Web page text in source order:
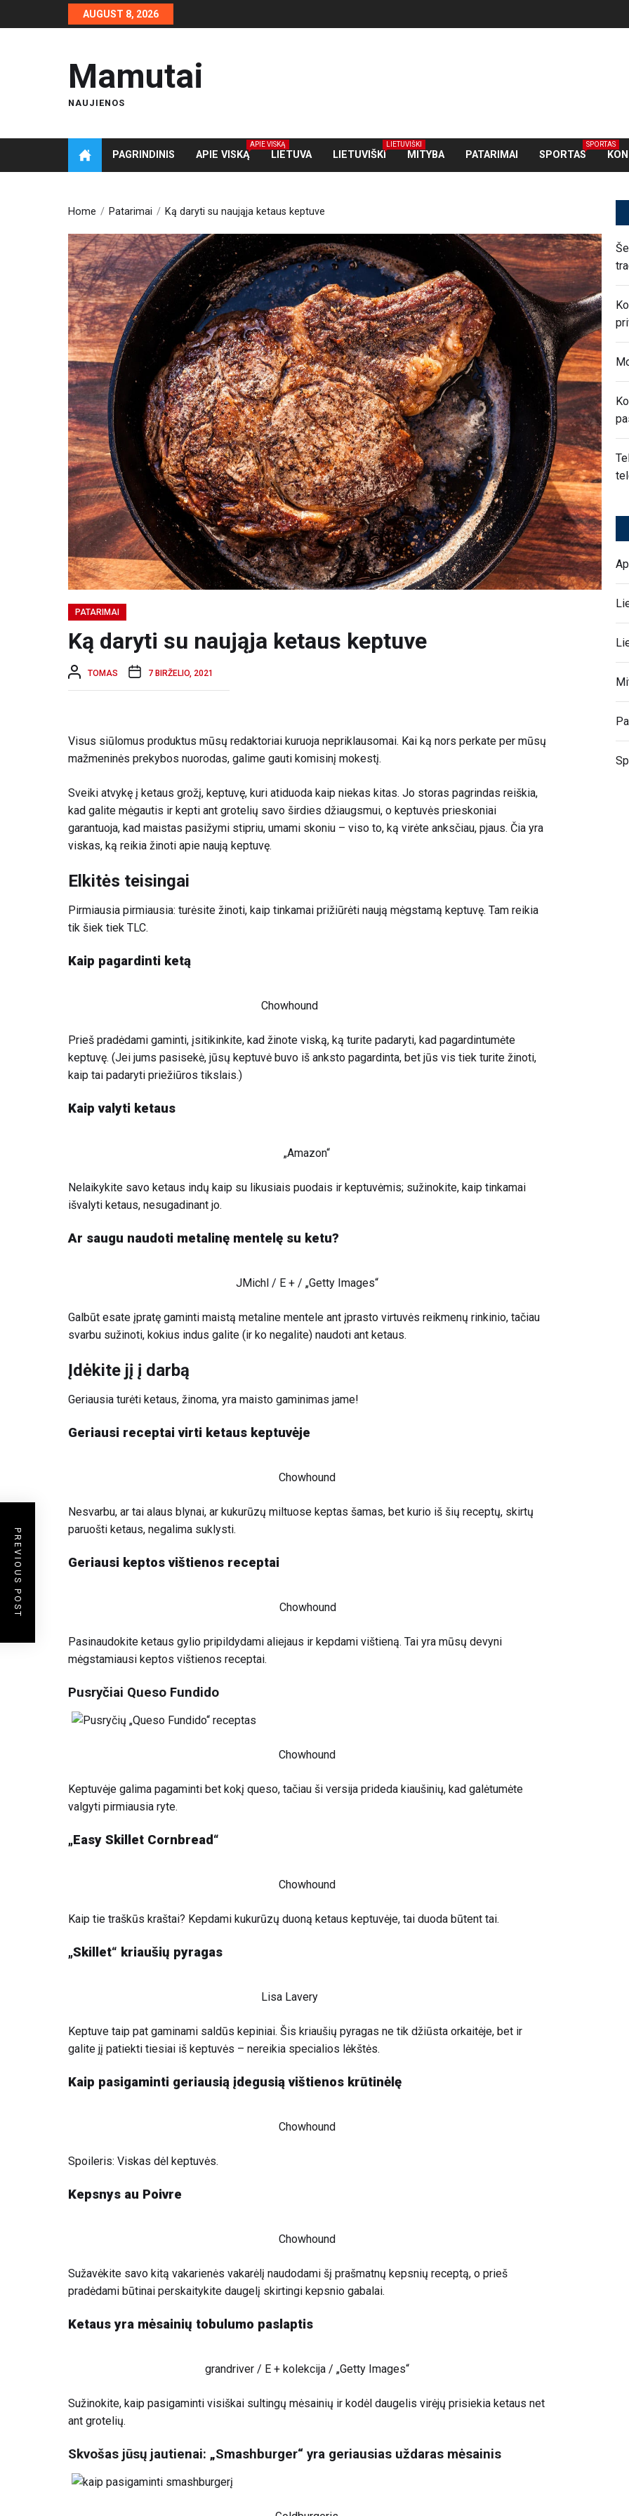
to
AUGUST 8, 2026
Mamutai
NAUJIENOS
PAGRINDINIS APIE VISKĄ
APIE VISKĄ
LIETUVA LIETUVIŠKI
LIETUVIŠKI
MITYBA PATARIMAI SPORTAS
SPORTAS
Home Patarimai Ką daryti su naująja ketaus keptuve
PATARIMAI
Ką daryti su naująja ketaus keptuve
TOMAS 7 BIRŽELIO, 2021
Visus siūlomus produktus mūsų redaktoriai kuruoja nepriklausomai. Kai ką nors perkate per mūsų
mažmeninės prekybos nuorodas, galime gauti komisinį mokestį.
Sveiki atvykę į ketaus grožį, keptuvę, kuri atiduoda kaip niekas kitas. Jo storas pagrindas reiškia,
kad galite mėgautis ir kepti ant grotelių savo širdies džiaugsmui, o keptuvės prieskoniai
garantuoja, kad maistas pasižymi stipriu, umami skoniu – viso to, ką virėte anksčiau, pjaus. Čia yra
viskas, ką reikia žinoti apie naują keptuvę.
Elkitės teisingai
Pirmiausia pirmiausia: turėsite žinoti, kaip tinkamai prižiūrėti naują mėgstamą keptuvę. Tam reikia
tik šiek tiek TLC.
Kaip pagardinti ketą
Chowhound
Prieš pradėdami gaminti, įsitikinkite, kad žinote viską, ką turite padaryti, kad pagardintumėte
keptuvę. (Jei jums pasisekė, jūsų keptuvė buvo iš anksto pagardinta, bet jūs vis tiek turite žinoti,
kaip tai padaryti priežiūros tikslais.)
Kaip valyti ketaus
„Amazon“
Nelaikykite savo ketaus indų kaip su likusiais puodais ir keptuvėmis; sužinokite, kaip tinkamai
išvalyti ketaus, nesugadinant jo.
Ar saugu naudoti metalinę mentelę su ketu?
JMichl / E + / „Getty Images“
Galbūt esate įpratę gaminti maistą metaline mentele ant įprasto virtuvės reikmenų rinkinio, tačiau
svarbu sužinoti, kokius indus galite (ir ko negalite) naudoti ant ketaus.
Įdėkite jį į darbą
Geriausia turėti ketaus, žinoma, yra maisto gaminimas jame!
Geriausi receptai virti ketaus keptuvėje
Chowhound
Nesvarbu, ar tai alaus blynai, ar kukurūzų miltuose keptas šamas, bet kurio iš šių receptų, skirtų
paruošti ketaus, negalima suklysti.
Geriausi keptos vištienos receptai
Chowhound
Pasinaudokite ketaus gylio pripildydami aliejaus ir kepdami vištieną. Tai yra mūsų devyni
mėgstamiausi keptos vištienos receptai.
Pusryčiai Queso Fundido
Chowhound
Keptuvėje galima pagaminti bet kokį queso, tačiau ši versija prideda kiaušinių, kad galėtumėte
valgyti pirmiausia ryte.
„Easy Skillet Cornbread“
Chowhound
Kaip tie traškūs kraštai? Kepdami kukurūzų duoną ketaus keptuvėje, tai duoda būtent tai.
„Skillet“ kriaušių pyragas
Lisa Lavery
Keptuve taip pat gaminami saldūs kepiniai. Šis kriaušių pyragas ne tik džiūsta orkaitėje, bet ir
galite jį patiekti tiesiai iš keptuvės – nereikia specialios lėkštės.
Kaip pasigaminti geriausią įdegusią vištienos krūtinėlę
Chowhound
Spoileris: Viskas dėl keptuvės.
Kepsnys au Poivre
Chowhound
Sužavėkite savo kitą vakarienės vakarėlį naudodami šį prašmatnų kepsnių receptą, o prieš
pradėdami būtinai perskaitykite daugelį skirtingi kepsnio gabalai.
Ketaus yra mėsainių tobulumo paslaptis
grandriver / E + kolekcija / „Getty Images“
Sužinokite, kaip pasigaminti visiškai sultingų mėsainių ir kodėl daugelis virėjų prisiekia ketaus net
ant grotelių.
Skvošas jūsų jautienai: „Smashburger“ yra geriausias uždaras mėsainis
PREVIOUS POST